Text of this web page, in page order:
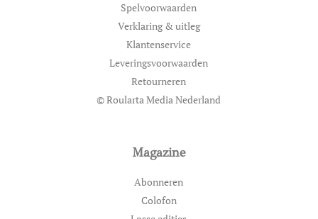
Spelvoorwaarden
Verklaring & uitleg
Klantenservice
Leveringsvoorwaarden
Retourneren
© Roularta Media Nederland
Magazine
Abonneren
Colofon